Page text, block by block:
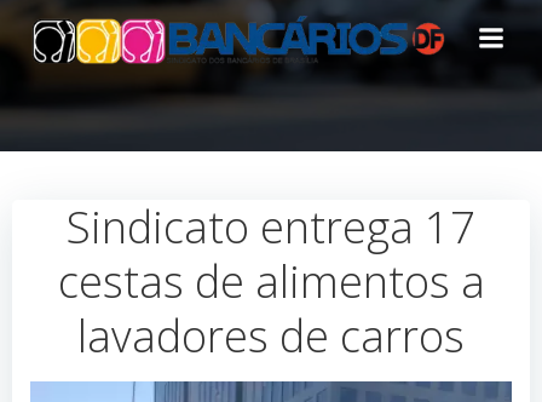
Pular
para
o
Sindicato entrega 17
cestas de alimentos a
lavadores de carros